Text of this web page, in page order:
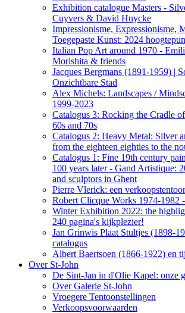
Exhibition catalogue Masters -
Cuyvers & David Huycke
Impressionisme, Expressionisme,
Toegepaste Kunst: 2024
Italian Pop Art around 1970 -
Morishita & friends
Jacques Bergmans (1891-1959) |
Onzichtbare Stad
Alex Michels: Landscapes /
1999-2023
Catalogus 3: Rocking the Cradle
60s and 70s
Catalogus 2: Heavy Metal: Silver
from the eighteen eighties to the
Catalogus 1: Fine 19th century
100 years later - Gand Artistique:
and sculptors in Ghent
Pierre Vlerick: een
Robert Clicque Works 1974-1982
Winter Exhibition 2022: the
240 pagina's kijkplezier!
Jan Grinwis Plaat Stultjes (1898-
catalogus
Albert Baertsoen (1866-1922) en
Over St-John
De Sint-Jan in d'Olie Kapel: onze
Over Galerie St-John
Vroegere Tentoonstellingen
Verkoopsvoorwaarden